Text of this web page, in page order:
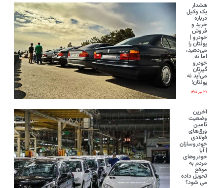
هشدار
یک وکیل
درباره
خرید و
فروش
خودرو |
پولتان را
می‌دهید،
اما نه
خودرو
گیرتان
می‌آید نه
پولتان!
۲۷ تیر ۱۴۰۵
آخرین
وضعیت
تامین
ورق‌های
فولادی
خودروسازان
| آیا
خودروهای
مردم به
موقع
تحویل داده
می شود؟